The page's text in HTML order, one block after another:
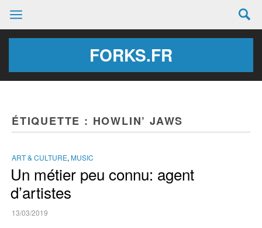
FORKS.FR
ÉTIQUETTE : HOWLIN’ JAWS
ART & CULTURE, MUSIC
Un métier peu connu: agent
d’artistes
13/03/2019